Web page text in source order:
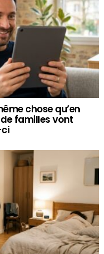
chose qu’en
familles vont